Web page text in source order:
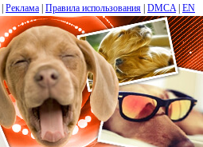
Реклама Правила использования DMCA EN